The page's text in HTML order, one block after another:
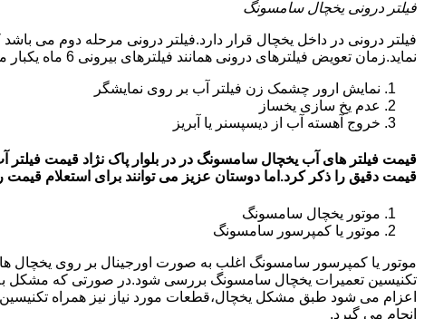
فیلتر درونی یخچال سامسونگ
فیلتر درونی در داخل یخچال قرار دارد.فیلتر درونی مرحله دوم می
نماید.زمان تعویض فیلترهای درونی همانند فیلترهای بیرونی 6 ماه یکبار می باشد.البته این زمان بستگی به کار کردن یا نکردن یخچال دارد.زمانی که فیلترهای آب نیاز به تعویض داشته باشند:
نمایش ارور چشمک زن فیلتر آب بر روی نمایشگر
عدم یخ سازی یخساز
خروج آهسته آب از دیسپسنر یا آبریز
قیمت دقیق را ذکر کرد.اما دوستان عزیز می توانند برای استعلام قیمت روز فیلتر آب
موتور یخچال سامسونگ
موتور یا کمپرسور سامسونگ
موتور یا کمپرسور سامسونگ اغلب به صورت اورجینال بر روی
تکنیسین تعمیرات یخچال سامسونگ بررسی شود.در صورتی که مشکل
اعزام می شود طبق مشکل یخچال،قطعات مورد نیاز نیز همراه
انجام می گیرد.